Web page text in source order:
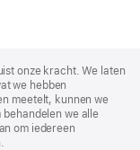
onze kracht. We laten
we hebben
meetelt, kunnen we
we alle
om iedereen